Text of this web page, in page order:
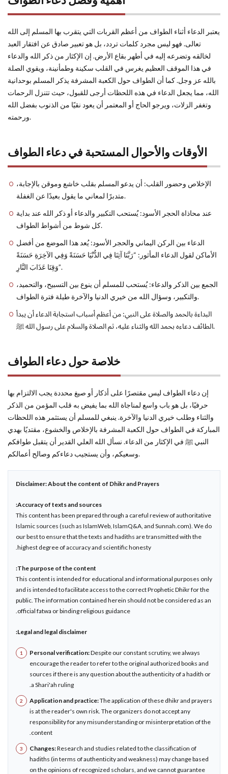
يعتبر الدعاء أثناء الطواف من أعظم القربات التي يتقرب بها المسلم إلى الله
تعالى. فهو ليس مجرد كلمات تردد، بل هو تعبير صادق عن افتقار العبد
لخالقه وتضرعه إليه في أطهر بقاع الأرض. إن الإكثار من ذكر الله والدعاء
في هذا الموقف العظيم يغرس في القلب سكينة وطمأنينة، ويقوي الصلة
بالله عز وجل. كما أن الطواف حول الكعبة المشرفة يذكر المسلم بوحدانية
الله، مما يجعل الدعاء في هذه اللحظات أرجى للقبول، حيث تتنزل الرحمات
وتغفر الزلات، ويرجو الحاج أو المعتمر أن يعود نقيًا من الذنوب بفضل الله
ورحمته.
الأوقات والأحوال المستحبة في دعاء الطواف
الإخلاص وحضور القلب: أن يدعو المسلم بقلب خاشع وموقن بالإجابة،
متدبرًا لمعاني ما يقول بعيدًا عن الغفلة.
عند محاذاة الحجر الأسود: يُستحب التكبير والدعاء أو ذكر الله عند بداية
كل شوط من أشواط الطواف.
الدعاء بين الركن اليماني والحجر الأسود: يُعد هذا الموضع من أفضل
الأماكن لقول الدعاء المأثور: “رَبَّنَا آتِنَا فِي الدُّنْيَا حَسَنَةً وَفِي الآخِرَةِ حَسَنَةً
وَقِنَا عَذَابَ النَّارِ”.
الجمع بين الذكر والدعاء: يُستحب للمسلم أن ينوع بين التسبيح، والتحميد،
والتكبير، وسؤال الله من خيري الدنيا والآخرة طيلة فترة الطواف.
البداءة بالحمد والصلاة على النبي: من أعظم أسباب استجابة الدعاء أن يبدأ
الطائف دعاءه بحمد الله والثناء عليه، ثم الصلاة والسلام على رسول الله ﷺ.
خلاصة حول دعاء الطواف
إن دعاء الطواف ليس مقتصرًا على أذكار أو صيغ محددة يجب الالتزام بها
حرفيًا، بل هو باب واسع لمناجاة الله بما يفيض به قلب المؤمن من الذكر
والثناء وطلب خيري الدنيا والآخرة. ينبغي للمسلم أن يستثمر هذه اللحظات
المباركة في الطواف حول الكعبة المشرفة بالإخلاص والخشوع، مقتديًا بهدي
النبي ﷺ في الإكثار من الدعاء. نسأل الله العلي القدير أن يتقبل طوافكم
وسعيكم، وأن يستجيب دعاءكم وصالح أعمالكم.
Disclaimer: About the content of Dhikr and Prayers
Accuracy of texts and sources:
This content has been prepared through a careful review of authoritative
Islamic sources (such as IslamWeb, IslamQ&A, and Sunnah.com). We do
our best to ensure that the texts and hadiths are transmitted with the
highest degree of accuracy and scientific honesty.
The purpose of the content:
This content is intended for educational and informational purposes only
and is intended to facilitate access to the correct Prophetic Dhikr for the
public. The information contained herein should not be considered as an
official fatwa or binding religious guidance.
Legal and legal disclaimer:
Personal verification:Despite our constant scrutiny, we always
encourage the reader to refer to the original authorized books and
sources if there is any question about the authenticity of a hadith or
a Shari'ah ruling.
Application and practice:The application of these dhikr and prayers
is at the reader's own risk. The organizers do not accept any
responsibility for any misunderstanding or misinterpretation of the
content.
Changes:Research and studies related to the classification of
hadiths (in terms of authenticity and weakness) may change based
on the opinions of recognized scholars, and we cannot guarantee